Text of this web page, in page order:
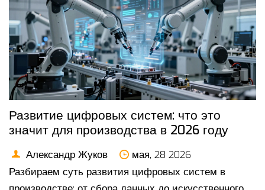
Развитие цифровых систем: что это
значит для производства в 2026 году
Александр Жуков
мая, 28 2026
Разбираем суть развития цифровых систем в